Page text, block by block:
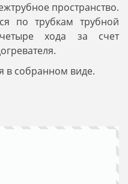
пространство.
по трубкам трубной
хода за счет
в собранном виде.